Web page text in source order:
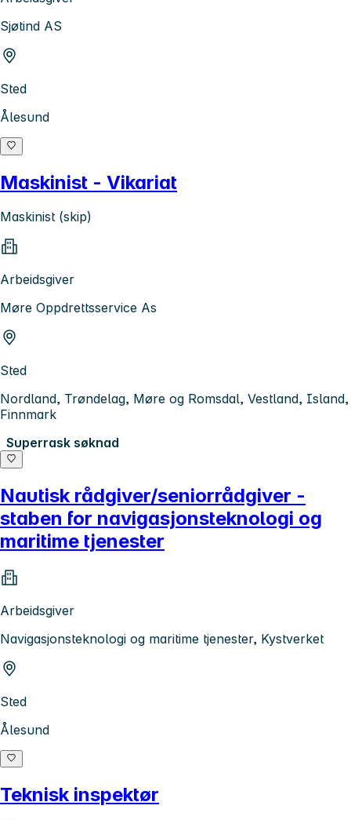
Sjøtind AS
Sted
Ålesund
Maskinist - Vikariat
Maskinist (skip)
Arbeidsgiver
Møre Oppdrettsservice As
Sted
Nordland, Trøndelag, Møre og Romsdal, Vestland, Island,
Finnmark
Superrask søknad
Nautisk rådgiver/seniorrådgiver -
staben for navigasjonsteknologi og
maritime tjenester
Arbeidsgiver
Navigasjonsteknologi og maritime tjenester, Kystverket
Sted
Ålesund
Teknisk inspektør